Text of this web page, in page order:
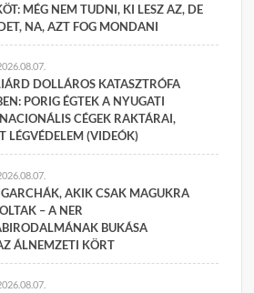
MÉG NEM TUDNI, KI LESZ AZ, DE
NA, AZT FOG MONDANI
DOLLÁROS KATASZTRÓFA
PORIG ÉGTEK A NYUGATI
CÉGEK RAKTÁRAI,
LÉGVÉDELEM (VIDEÓK)
AKIK CSAK MAGUKRA
– A NER
BUKÁSA
ÁLNEMZETI KÖRT